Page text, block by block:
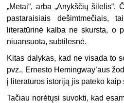
„Metai“, arba „Anykščių šilelis“.
pastaraisiais dešimtmečiais,
literatūrinė kalba ne skursta, o
niuansuota, subtilesnė.
Kitas dalykas, kad ne visada to
pvz., Ernesto Hemingway’aus
į literatūros istoriją jis pateko kaip
Tačiau norėtųsi suvokti, kad